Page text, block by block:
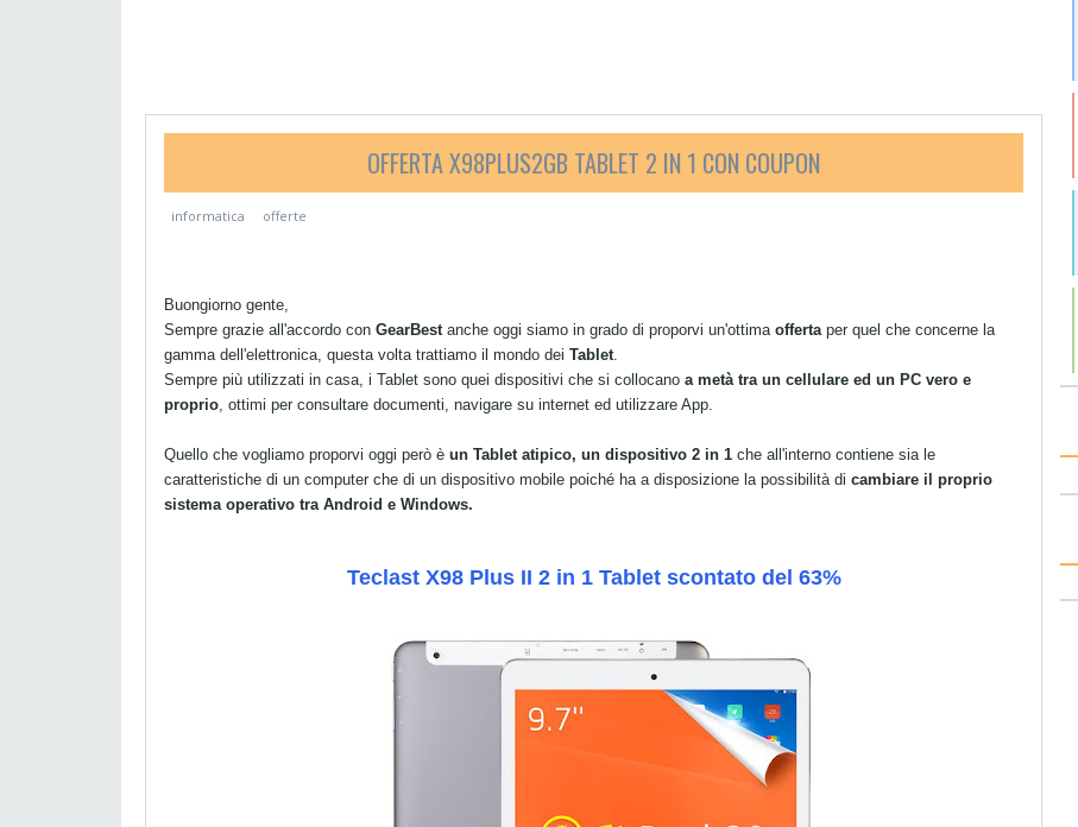
OFFERTA X98PLUS2GB TABLET 2 IN 1 CON COUPON
informatica offerte
Buongiorno gente,
Sempre grazie all'accordo con GearBestanche oggi siamo in grado di proporvi un'ottima offertaper quel che concerne la
gamma dell'elettronica, questa volta trattiamo il mondo dei Tablet.
Sempre più utilizzati in casa, i Tablet sono quei dispositivi che si collocano a metà tra un cellulare ed un PC vero e
proprio, ottimi per consultare documenti, navigare su internet ed utilizzare App.
Quello che vogliamo proporvi oggi però è un Tablet atipico, un dispositivo 2 in 1 che all'interno contiene sia le
caratteristiche di un computer che di un dispositivo mobile poiché ha a disposizione la possibilità di cambiare il proprio
sistema operativo tra Android e Windows.
Teclast X98 Plus II 2 in 1 Tablet scontato del 63%